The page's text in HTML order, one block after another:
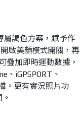
屬調色方案，賦予作
啟美顏模式開關，再
疊加即時運動數據，
iGPSPORT、
。更有實況照片功